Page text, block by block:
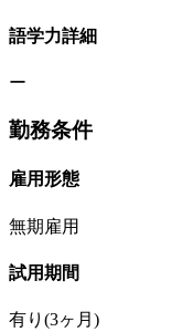
語学力詳細
ー
勤務条件
雇用形態
無期雇用
試用期間
有り(3ヶ月)